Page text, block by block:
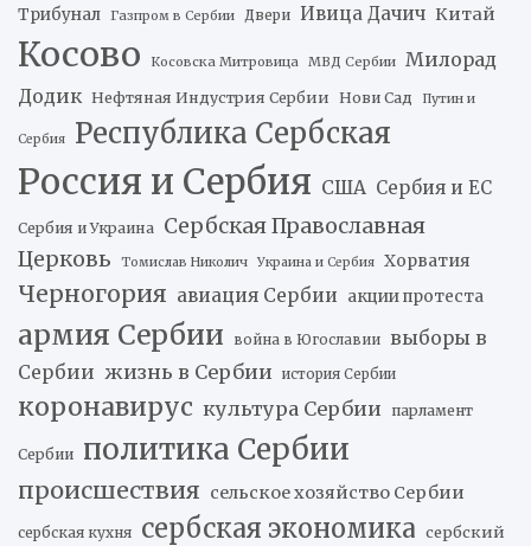
Трибунал Газпром в Сербии Двери Ивица Дачич Китай
Косово Косовска Митровица МВД Сербии
Милорад
Додик Нефтяная Индустрия Сербии Нови Сад Путин и
Сербия Республика Сербская
Россия и Сербия США Сербия и ЕС
Сербия и Украина
Сербская Православная
Церковь
Томислав Николич Украина и Сербия Хорватия
Черногория авиация Сербии акции протеста
армия Сербии война в Югославии
выборы в
Сербии жизнь в Сербии история Сербии
коронавирус культура Сербии парламент
Сербии политика Сербии
происшествия сельское хозяйство Сербии
сербская кухня сербская экономика сербский